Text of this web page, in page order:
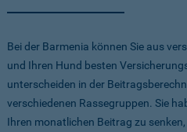
Bei der Barmenia können Sie aus
und Ihren Hund besten
unterscheiden in der
verschiedenen Rassegruppen. Sie
Ihren monatlichen Beitrag zu